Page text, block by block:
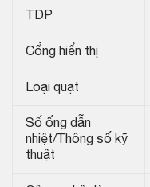
TDP
Cổng hiển thị
Loại quạt
Số ống dẫn
nhiệt/Thông số kỹ
thuật